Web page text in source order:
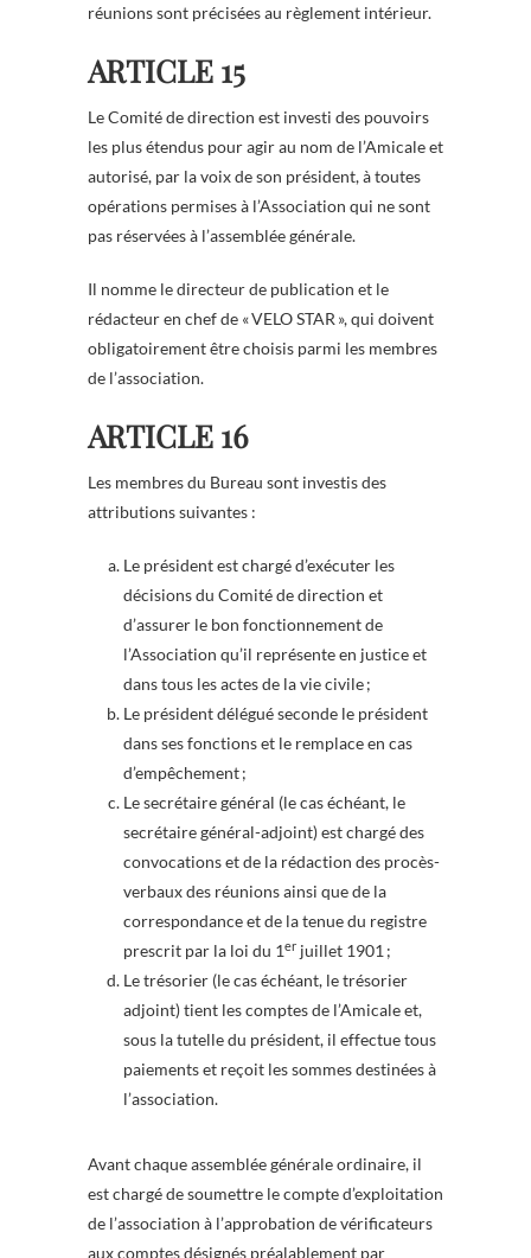
réunions sont précisées au règlement intérieur.
ARTICLE 15
Le Comité de direction est investi des pouvoirs
les plus étendus pour agir au nom de l’Amicale et
autorisé, par la voix de son président, à toutes
opérations permises à l’Association qui ne sont
pas réservées à l’assemblée générale.
Il nomme le directeur de publication et le
rédacteur en chef de « VELO STAR », qui doivent
obligatoirement être choisis parmi les membres
de l’association.
ARTICLE 16
Les membres du Bureau sont investis des
attributions suivantes :
Le président est chargé d’exécuter les
décisions du Comité de direction et
d’assurer le bon fonctionnement de
l’Association qu’il représente en justice et
dans tous les actes de la vie civile ;
Le président délégué seconde le président
dans ses fonctions et le remplace en cas
d’empêchement ;
Le secrétaire général (le cas échéant, le
secrétaire général-adjoint) est chargé des
convocations et de la rédaction des procès-
verbaux des réunions ainsi que de la
correspondance et de la tenue du registre
prescrit par la loi du 1er juillet 1901 ;
Le trésorier (le cas échéant, le trésorier
adjoint) tient les comptes de l’Amicale et,
sous la tutelle du président, il effectue tous
paiements et reçoit les sommes destinées à
l’association.
Avant chaque assemblée générale ordinaire, il
est chargé de soumettre le compte d’exploitation
de l’association à l’approbation de vérificateurs
aux comptes désignés préalablement par